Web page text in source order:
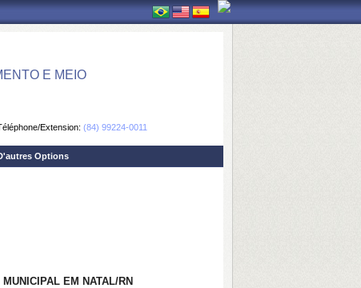
E MEIO
Extension: (84) 99224-0011
Options
EM NATAL/RN